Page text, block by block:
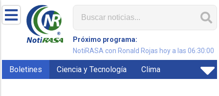
Próximo programa:
NotiRASA con Ronald Rojas hoy a las 06:30:00
Boletines Ciencia y Tecnología Clima